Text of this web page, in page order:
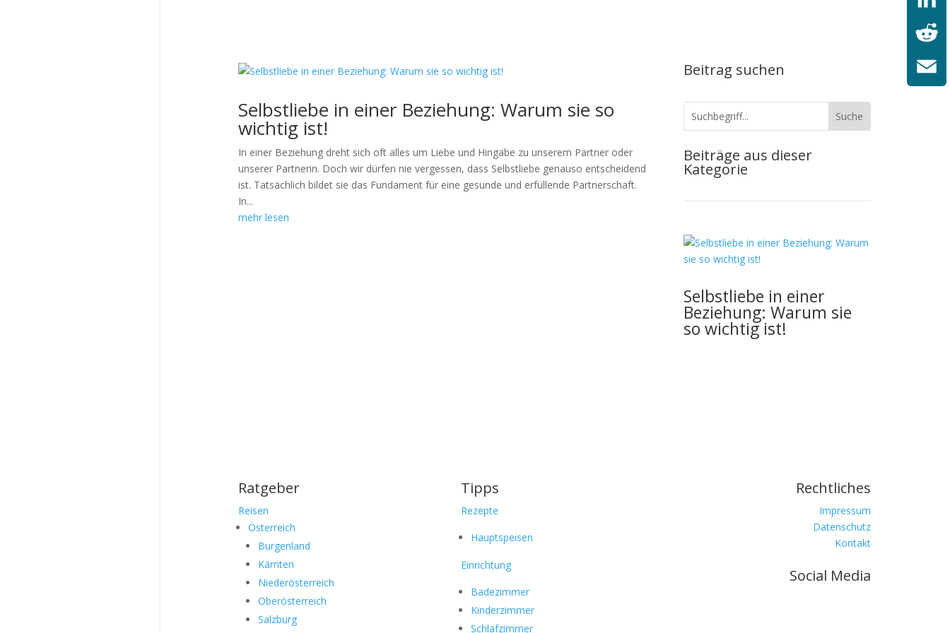
Selbstliebe in einer Beziehung: Warum sie so
wichtig ist!
In einer Beziehung dreht sich oft alles um Liebe und Hingabe zu unserem Partner oder
unserer Partnerin. Doch wir dürfen nie vergessen, dass Selbstliebe genauso entscheidend
ist. Tatsächlich bildet sie das Fundament für eine gesunde und erfüllende Partnerschaft.
In...
mehr lesen
Beitrag suchen
Beiträge aus dieser
Kategorie
Selbstliebe in einer
Beziehung: Warum sie
so wichtig ist!
Ratgeber
Reisen
Österreich
Burgenland
Kärnten
Niederösterreich
Oberösterreich
Salzburg
Tipps
Rezepte
Hauptspeisen
Einrichtung
Badezimmer
Kinderzimmer
Schlafzimmer
Rechtliches
Impressum
Datenschutz
Kontakt
Social Media
LinkedIn
Reddit